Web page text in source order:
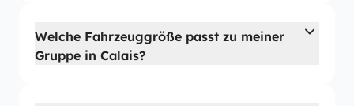
Welche Fahrzeuggröße passt zu meiner
Gruppe in Calais?